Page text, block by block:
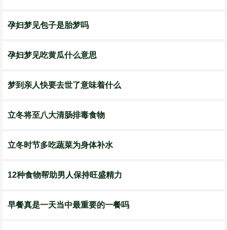
孕妇梦见包子是胎梦吗
孕妇梦见吃黄瓜什么意思
梦到亲人快要去世了意味着什么
立冬将至八大清肠排毒食物
立冬时节多吃蔬菜为身体补水
12种食物帮助男人保持旺盛精力
早餐真是一天当中最重要的一餐吗